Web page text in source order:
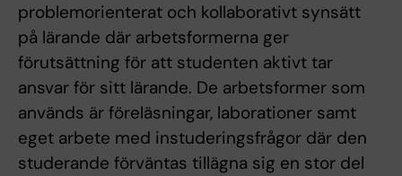
problemorienterat och kollaborativt synsätt
på lärande där arbetsformerna ger
förutsättning för att studenten aktivt tar
ansvar för sitt lärande. De arbetsformer som
används är föreläsningar, laborationer samt
eget arbete med instuderingsfrågor där den
studerande förväntas tillägna sig en stor del